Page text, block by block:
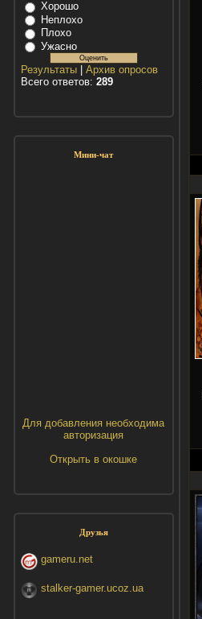
Хорошо
Неплохо
Плохо
Ужасно
Результаты| Архив опросов
Всего ответов: 289
Мини-чат
Для добавления необходима
авторизация
Открыть в окошке
Друзья
gameru.net
stalker-gamer.ucoz.ua